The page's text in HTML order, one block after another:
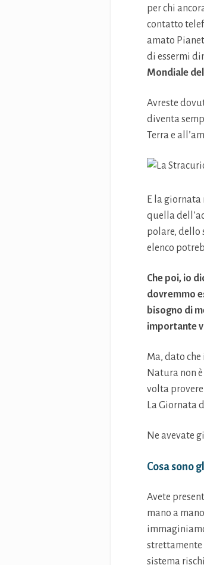
per chi
contatto
amato
di essermi
Mondiale
Avreste
diventa
Terra e
E la
quella
polare, dello
elenco
Che poi, io
dovremmo
bisogno di
importante
Ma, dato
Natura non
volta
La Giornata
Ne avevate
Cosa sono
Avete
mano a
strettamente
sistema